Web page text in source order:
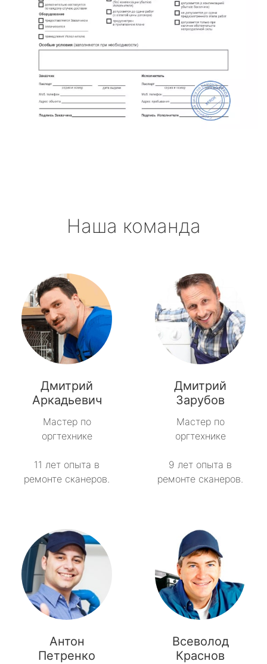
Наша команда
Дмитрий
Аркадьевич
Мастер по
оргтехнике
11 лет опыта в
ремонте сканеров.
Дмитрий
Зарубов
Мастер по
оргтехнике
9 лет опыта в
ремонте сканеров.
Антон
Петренко
Всеволод
Краснов